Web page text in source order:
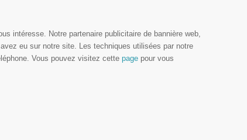
intéresse. Notre partenaire publicitaire de bannière web,
eu sur notre site. Les techniques utilisées par notre
Vous pouvez visitez cette page pour vous